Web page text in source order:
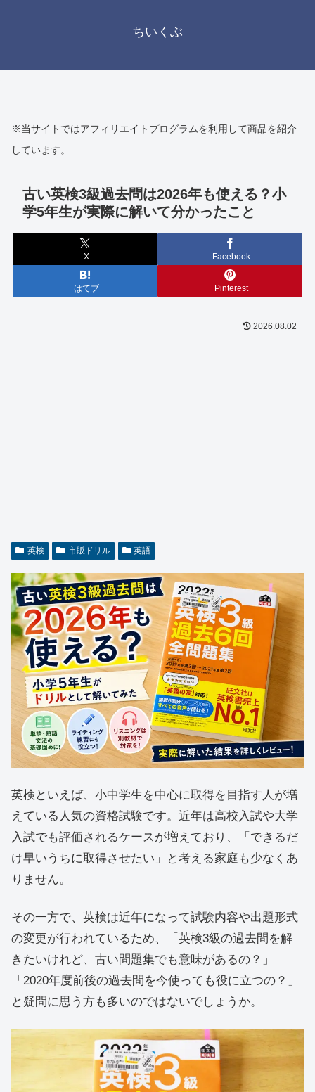
ちいくぶ
※当サイトではアフィリエイトプログラムを利用して商品を紹介
しています。
古い英検3級過去問は2026年も使える？小
学5年生が実際に解いて分かったこと
X Facebook
はてブ Pinterest
2026.08.02
英検 市販ドリル 英語
英検といえば、小中学生を中心に取得を目指す人が増
えている人気の資格試験です。近年は高校入試や大学
入試でも評価されるケースが増えており、「できるだ
け早いうちに取得させたい」と考える家庭も少なくあ
りません。
その一方で、英検は近年になって試験内容や出題形式
の変更が行われているため、「英検3級の過去問を解
きたいけれど、古い問題集でも意味があるの？」
「2020年度前後の過去問を今使っても役に立つの？」
と疑問に思う方も多いのではないでしょうか。